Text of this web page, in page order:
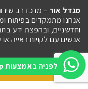
לפניה באמצעות Whatsapp
מגדל אור – מרכז רב
אנחנו מתמקדים בפיתוח
וחדשניים, ובהפצת ידע
אנשים עם לקויות ראייה או
Imaginet